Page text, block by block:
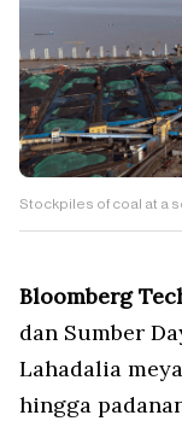
Stockpiles of coal at a
Bloomberg
dan Sumber
Lahadalia
hingga